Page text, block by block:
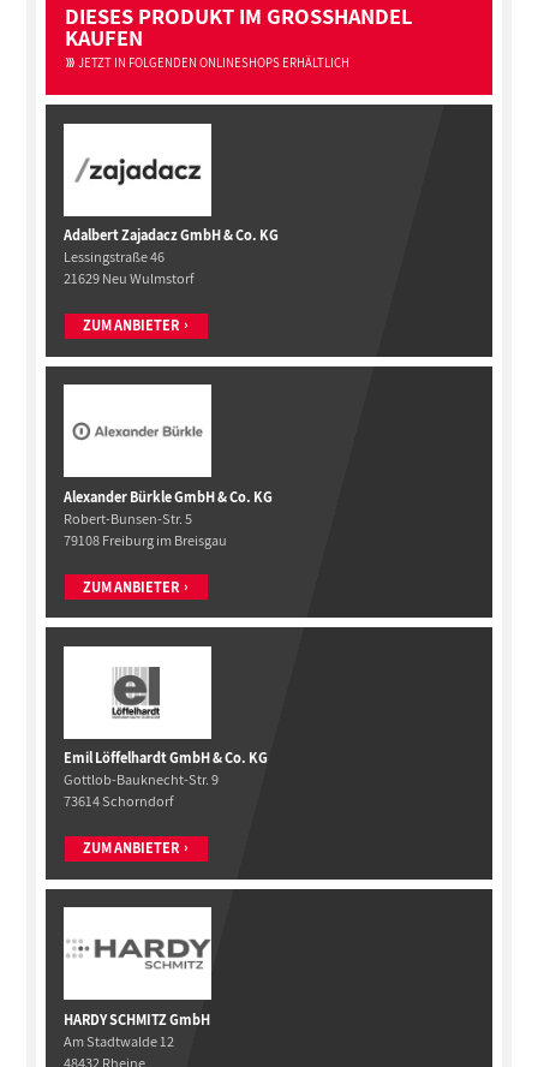
DIESES PRODUKT IM GROSSHANDEL
KAUFEN
JETZT IN FOLGENDEN ONLINESHOPS ERHÄLTLICH
Adalbert Zajadacz GmbH & Co. KG
Lessingstraße 46
21629 Neu Wulmstorf
ZUM ANBIETER
Alexander Bürkle GmbH & Co. KG
Robert-Bunsen-Str. 5
79108 Freiburg im Breisgau
ZUM ANBIETER
Emil Löffelhardt GmbH & Co. KG
Gottlob-Bauknecht-Str. 9
73614 Schorndorf
ZUM ANBIETER
HARDY SCHMITZ GmbH
Am Stadtwalde 12
48432 Rheine